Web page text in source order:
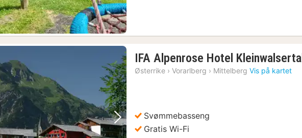
Forrige bilde Neste bilde
IFA Alpenrose Hotel Kleinwalsertal
Østerrike › Vorarlberg › Mittelberg Vis på kartet
Svømmebasseng
Gratis Wi-Fi